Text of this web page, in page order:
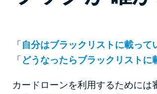
「自分はブラックリストに載って
「 どうなったらブラックリストに
カードローンを利用するために